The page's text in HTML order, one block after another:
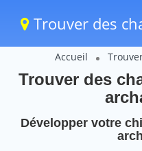
Trouver des
Accueil
Trouver des
Développer votre